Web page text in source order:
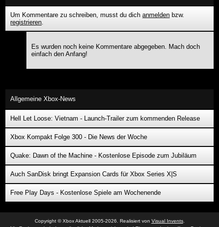
Um Kommentare zu schreiben, musst du dichanmelden bzw.
registrieren.
Es wurden noch keine Kommentare abgegeben. Mach doch
einfach den Anfang!
Allgemeine Xbox-News
Hell Let Loose: Vietnam - Launch-Trailer zum kommenden Release
Xbox Kompakt Folge 300 - Die News der Woche
Quake: Dawn of the Machine - Kostenlose Episode zum Jubiläum
Auch SanDisk bringt Expansion Cards für Xbox Series X|S
Free Play Days - Kostenlose Spiele am Wochenende
Copyright © Xbox Aktuell 2005-2026. Realisiert von Visual Invents.